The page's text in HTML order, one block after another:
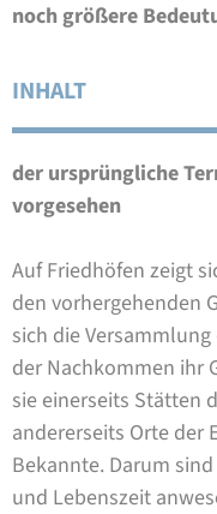
noch größere
INHALT
der ursprüngliche
vorgesehen
Auf Friedhöfen zeigt
den vorhergehenden
sich die
der Nachkommen ihr
sie einerseits Stätten
andererseits Orte der
Bekannte. Darum
und Lebenszeit